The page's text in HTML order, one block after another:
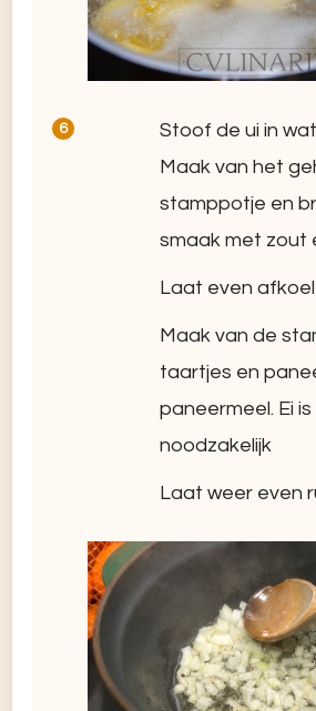
Stoof de ui in
Maak van het
stamppotje en
smaak met zout
Laat even
Maak van de
taartjes en
paneermeel. Ei
noodzakelijk
Laat weer even